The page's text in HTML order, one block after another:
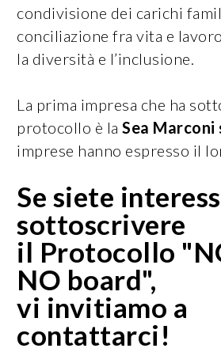
condivisione dei carichi
conciliazione fra vita e
la diversità e l’inclusione.
La prima impresa che ha
protocollo è la Sea Marconi
imprese hanno espresso il
Se siete
sottoscrivere
il Protocollo
NO board",
vi invitiamo a
contattarci!